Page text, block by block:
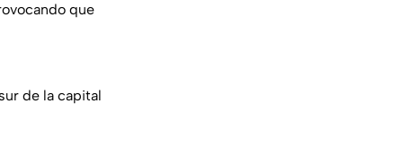
que
de la capital